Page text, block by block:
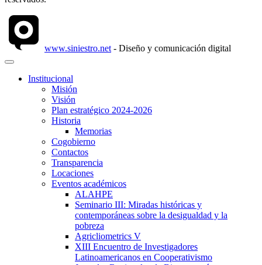
www.siniestro.net - Diseño y comunicación digital
Institucional
Misión
Visión
Plan estratégico 2024-2026
Historia
Memorias
Cogobierno
Contactos
Transparencia
Locaciones
Eventos académicos
ALAHPE
Seminario III: Miradas históricas y
contemporáneas sobre la desigualdad y la
pobreza
Agricliometrics V
XIII Encuentro de Investigadores
Latinoamericanos en Cooperativismo